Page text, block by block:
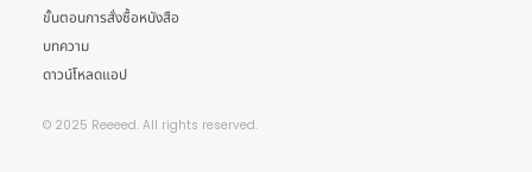
ขั้นตอนการสั่งซื้อหนังสือ
บทความ
ดาวน์โหลดแอป
© 2025 Reeeed. All rights reserved.